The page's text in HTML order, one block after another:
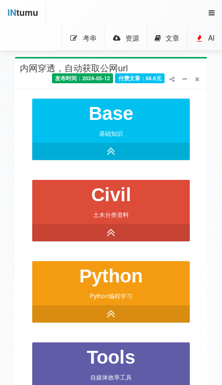
INtumu
考串 资源 文章 AI
内网穿透，自动获取公网url
发布时间：2024-05-12 付费文章：66.6元
Base
基础知识
Civil
土木分类资料
Python
Python编程学习
Tools
自媒体效率工具